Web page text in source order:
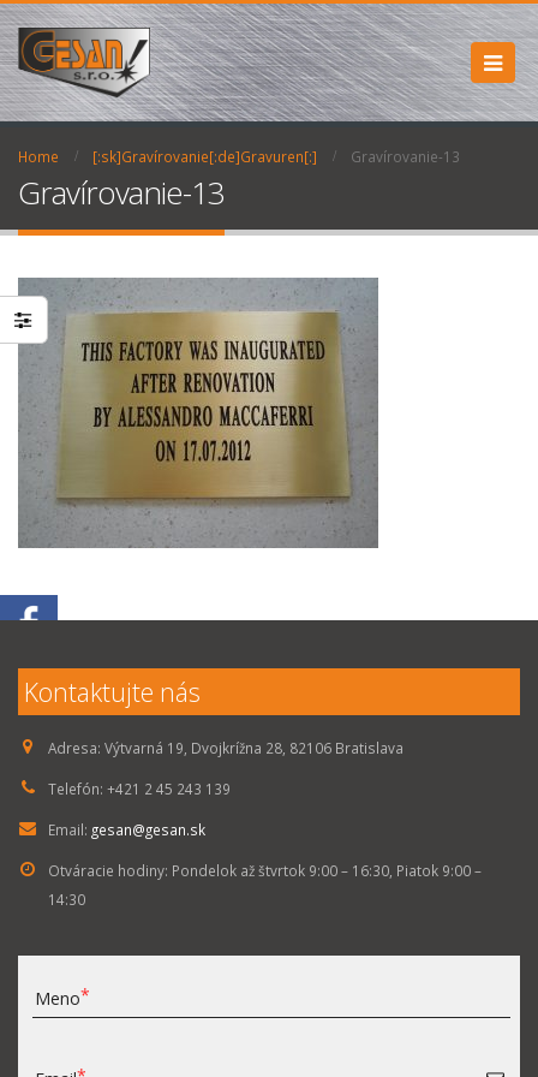
Home [:sk]Gravírovanie[:de]Gravuren[:] Gravírovanie-13
Gravírovanie-13
Kontaktujte nás
Adresa: Výtvarná 19, Dvojkrížna 28, 82106 Bratislava
Telefón: +421 2 45 243 139
Email: gesan@gesan.sk
Otváracie hodiny: Pondelok až štvrtok 9:00 – 16:30, Piatok 9:00 –
14:30
Meno